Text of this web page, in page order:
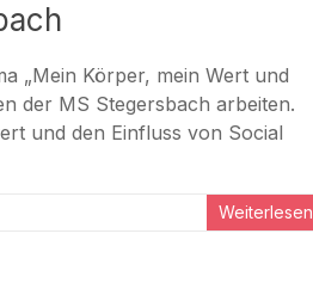
„Mein Körper, mein Wert und
der MS Stegersbach arbeiten.
und den Einfluss von Social
Weiterlesen